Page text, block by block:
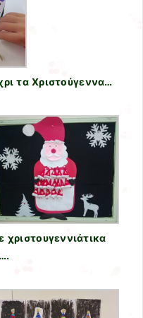
τα Χριστούγεννα…
χριστουγεννιάτικα